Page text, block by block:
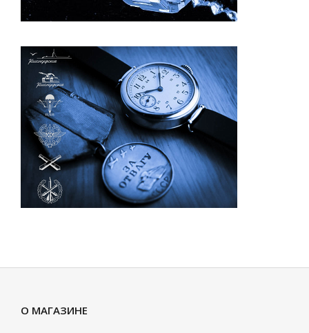
О МАГАЗИНЕ